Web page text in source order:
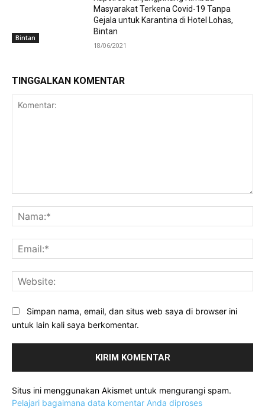
Bintan
Masyarakat Terkena Covid-19 Tanpa
Gejala untuk Karantina di Hotel Lohas,
Bintan
18/06/2021
TINGGALKAN KOMENTAR
Simpan nama, email, dan situs web saya di browser ini
untuk lain kali saya berkomentar.
Situs ini menggunakan Akismet untuk mengurangi spam.
Pelajari bagaimana data komentar Anda diproses